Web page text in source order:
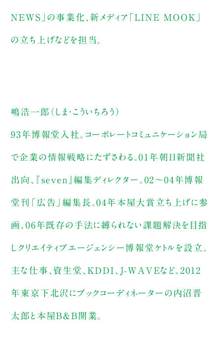
NEWS」の事業化、新メディア「LINE MOOK」
の立ち上げなどを担当。
嶋浩一郎（しま・こういちろう）
93年博報堂入社。コーポレートコミュニケーション局
で企業の情報戦略にたずさわる。01年朝日新聞社
出向、『seven』編集ディレクター。02～04年博報
堂刊「広告」編集長。04年本屋大賞立ち上げに参
画。06年既存の手法に縛られない課題解決を目指
しクリエイティブエージェンシー博報堂ケトルを設立。
主な仕事、資生堂、KDDI、J-WAVEなど。2012
年東京下北沢にブックコーディネーターの内沼晋
太郎と本屋B&B開業。